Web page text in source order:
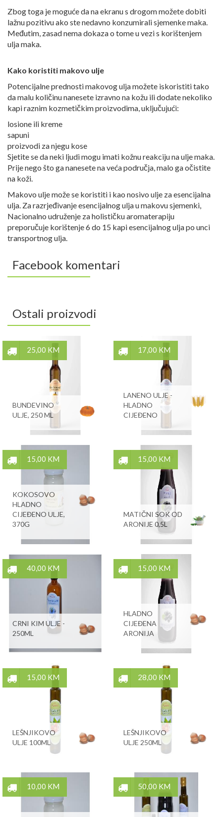
Zbog toga je moguće da na ekranu s drogom možete dobiti
lažnu pozitivu ako ste nedavno konzumirali sjemenke maka.
Međutim, zasad nema dokaza o tome u vezi s korištenjem
ulja maka.
Kako koristiti makovo ulje
Potencijalne prednosti makovog ulja možete iskoristiti tako
da malu količinu nanesete izravno na kožu ili dodate nekoliko
kapi raznim kozmetičkim proizvodima, uključujući:
losione ili kreme
sapuni
proizvodi za njegu kose
Sjetite se da neki ljudi mogu imati kožnu reakciju na ulje maka.
Prije nego što ga nanesete na veća područja, malo ga očistite
na koži.
Makovo ulje može se koristiti i kao nosivo ulje za esencijalna
ulja. Za razrjeđivanje esencijalnog ulja u makovu sjemenki,
Nacionalno udruženje za holističku aromaterapiju
preporučuje korištenje 6 do 15 kapi esencijalnog ulja po unci
transportnog ulja.
Facebook komentari
Ostali proizvodi
25,00 KM
BUNDEVINO
ULJE, 250 ML
17,00 KM
LANENO ULJE -
HLADNO
CIJEĐENO
15,00 KM
KOKOSOVO
HLADNO
CIJEĐENO ULJE,
370G
15,00 KM
MATIČNI SOK OD
ARONIJE 0,5L
40,00 KM
CRNI KIM ULJE -
250ML
15,00 KM
HLADNO
CIJEĐENA
ARONIJA
15,00 KM
LEŠNJIKOVO
ULJE 100ML
28,00 KM
LEŠNJIKOVO
ULJE 250ML
10,00 KM 50,00 KM